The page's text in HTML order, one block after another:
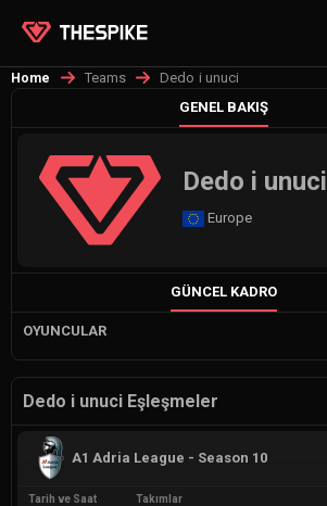
Home Teams
Dedo i unuci
GENEL BAKIŞ
Dedo i unuci
Europe
GÜNCEL KADRO
OYUNCULAR
Dedo i unuci Eşleşmeler
A1 Adria League - Season 10
Tarih ve Saat Takımlar